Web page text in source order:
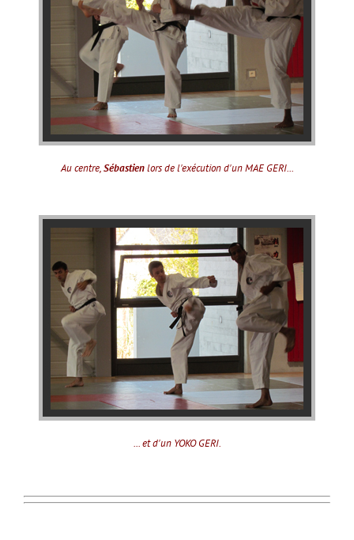
Au centre,Sébastienlors de l'exécution d'un MAE GERI...
... et d'un YOKO GERI.